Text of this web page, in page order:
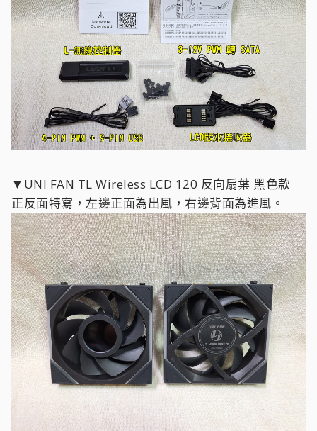
▼UNI FAN TL Wireless LCD 120 反向扇葉 黑色款
正反面特寫，左邊正面為出風，右邊背面為進風。